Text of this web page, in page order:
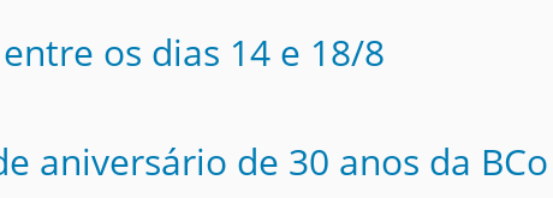
os dias 14 e 18/8
aniversário de 30 anos da BCo